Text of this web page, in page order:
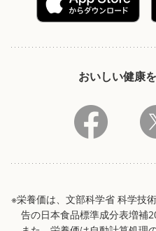
おいしい健康
※栄養価は、文部科学省 科学技
告の日本食品標準成分表増補